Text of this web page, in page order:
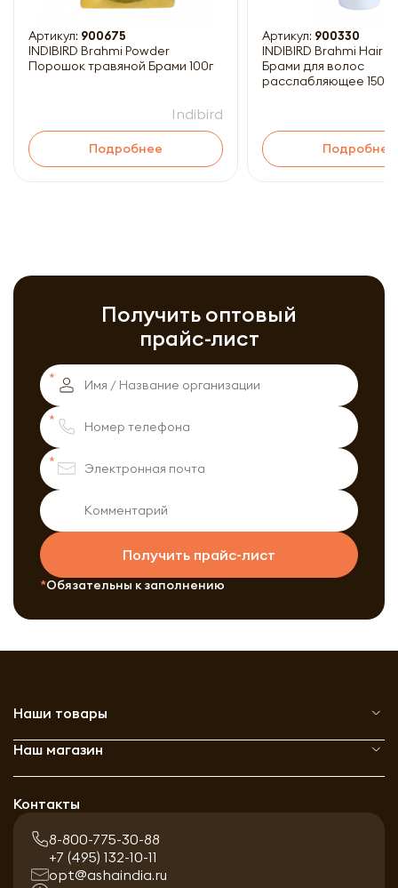
Артикул: 900675
INDIBIRD Brahmi Powder
Порошок травяной Брами 100г
Indibird
Подробнее
Артикул: 900330
INDIBIRD Brahmi Hair
Брами для волос
расслабляющее
Подробнее
Получить оптовый
прайс-лист
Получить прайс-лист
Обязательны к заполнению
Наши товары
Наш магазин
Контакты
8-800-775-30-88
+7 (495) 132-10-11
opt@ashaindia.ru